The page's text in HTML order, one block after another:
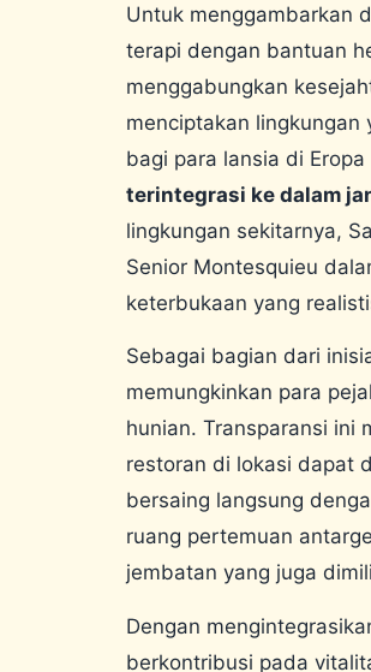
Untuk menggambarkan
terapi dengan bantuan
menggabungkan
menciptakan
bagi para lansia di Eropa
terintegrasi ke dalam
lingkungan sekitarnya,
Senior Montesquieu
keterbukaan yang
Sebagai bagian dari
memungkinkan para
hunian. Transparansi ini
restoran di lokasi dapat
bersaing langsung
ruang pertemuan
jembatan yang juga
Dengan
berkontribusi pada